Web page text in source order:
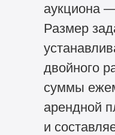
аукциона
Размер
двойного
суммы
арендной
и